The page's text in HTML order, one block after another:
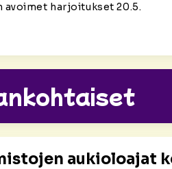
avoimet harjoitukset 20.5.
aukioloajat